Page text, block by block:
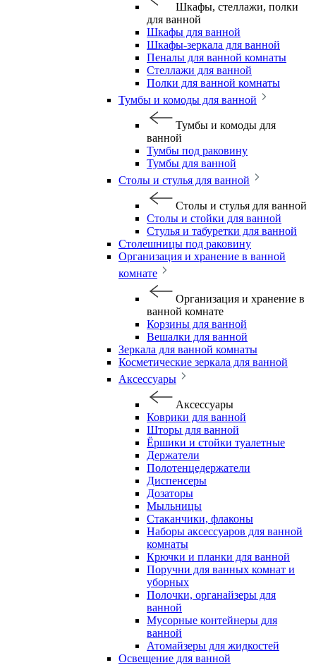
Шкафы, стеллажи, полки
для ванной
Шкафы для ванной
Шкафы-зеркала для ванной
Пеналы для ванной комнаты
Стеллажи для ванной
Полки для ванной комнаты
Тумбы и комоды для ванной
Тумбы и комоды для
ванной
Тумбы под раковину
Тумбы для ванной
Столы и стулья для ванной
Столы и стулья для ванной
Столы и стойки для ванной
Стулья и табуретки для ванной
Столешницы под раковину
Организация и хранение в ванной
комнате
Организация и хранение в
ванной комнате
Корзины для ванной
Вешалки для ванной
Зеркала для ванной комнаты
Косметические зеркала для ванной
Аксессуары
Аксессуары
Коврики для ванной
Шторы для ванной
Ёршики и стойки туалетные
Держатели
Полотенцедержатели
Диспенсеры
Дозаторы
Мыльницы
Стаканчики, флаконы
Наборы аксессуаров для ванной
комнаты
Крючки и планки для ванной
Поручни для ванных комнат и
уборных
Полочки, органайзеры для
ванной
Мусорные контейнеры для
ванной
Атомайзеры для жидкостей
Освещение для ванной